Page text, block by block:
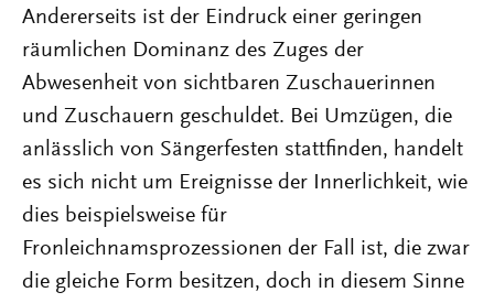
Andererseits ist der Eindruck einer geringen
räumlichen Dominanz des Zuges der
Abwesenheit von sichtbaren Zuschauerinnen
und Zuschauern geschuldet. Bei Umzügen, die
anlässlich von Sängerfesten stattfinden, handelt
es sich nicht um Ereignisse der Innerlichkeit, wie
dies beispielsweise für
Fronleichnamsprozessionen der Fall ist, die zwar
die gleiche Form besitzen, doch in diesem Sinne